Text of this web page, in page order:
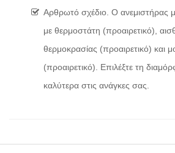
Αρθρωτό σχέδιο. Ο ανεμιστήρας
με θερμοστάτη (προαιρετικό),
θερμοκρασίας (προαιρετικό) και
(προαιρετικό). Επιλέξτε τη
καλύτερα στις ανάγκες σας.